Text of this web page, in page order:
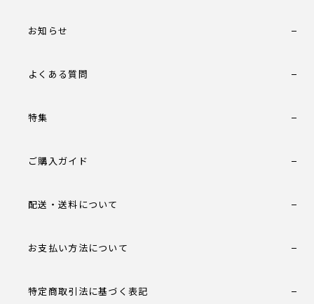
お知らせ
よくある質問
特集
ご購入ガイド
配送・送料について
お支払い方法について
特定商取引法に基づく表記